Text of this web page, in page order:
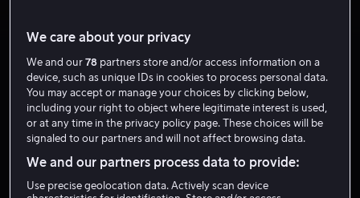
Suspiria
We care about your privacy
We and our78 partners store and/or access information on a
device, such as unique IDs in cookies to process personal data.
You may accept or manage your choices by clicking below,
including your right to object where legitimate interest is used,
or at any time in the privacy policy page. These choices will be
signaled to our partners and will not affect browsing data.
We and our partners process data to provide:
Use precise geolocation data. Actively scan device